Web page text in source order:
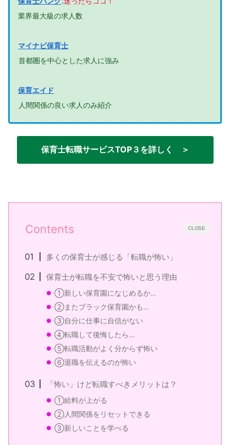
業界最大級の求人数
マイナビ保育士
首都圏を中心とした求人に強み
保育エイド
人間関係の良い求人のみ紹介
保育士転職サービスTOP３を詳しく ＞
CLOSE
Contents
多くの保育士が感じる「転職が怖い」
保育士が転職を不安で怖いと思う理由
①新しい保育園になじめるか…
②またブラック保育園かも…
③自分に仕事に自信がない
④転職して後悔したら…
⑤転職活動がよく分からず怖い
⑥退職を伝えるのが怖い
「怖い」けど転職すべきメリットは？
①給料が上がる
②人間関係をリセットできる
③新しいことを学べる